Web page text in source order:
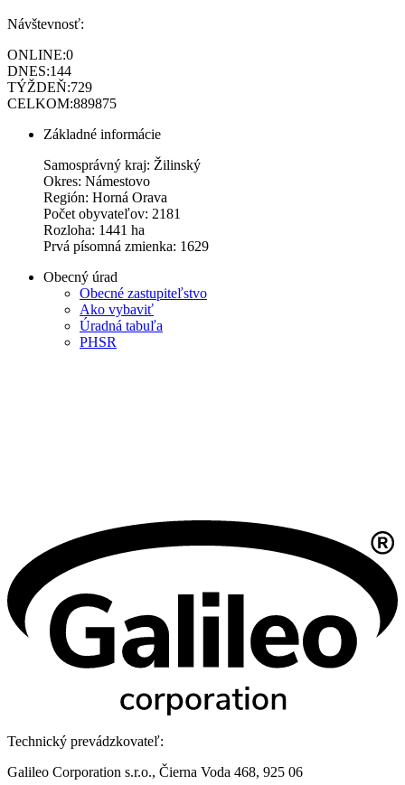
Návštevnosť:
ONLINE:0
DNES:144
TÝŽDEŇ:729
CELKOM:889875
Základné informácie
Samosprávný kraj: Žilinský
Okres: Námestovo
Región: Horná Orava
Počet obyvateľov: 2181
Rozloha: 1441 ha
Prvá písomná zmienka: 1629
Obecný úrad
Obecné zastupiteľstvo
Ako vybaviť
Úradná tabuľa
PHSR
Technický prevádzkovateľ:
Galileo Corporation s.r.o., Čierna Voda 468, 925 06